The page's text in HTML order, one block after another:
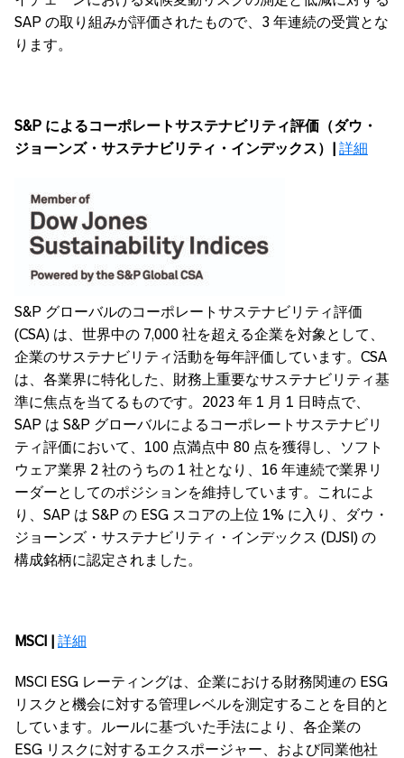
SAP の取り組みが評価されたもので、3 年連続の受賞とな
ります。
S&P によるコーポレートサステナビリティ評価（ダウ・
ジョーンズ・サステナビリティ・インデックス）
詳細
S&P グローバルのコーポレートサステナビリティ評価
(CSA) は、世界中の 7,000 社を超える企業を対象として、
企業のサステナビリティ活動を毎年評価しています。CSA
は、各業界に特化した、財務上重要なサステナビリティ基
準に焦点を当てるものです。2023 年 1 月 1 日時点で、
SAP は S&P グローバルによるコーポレートサステナビリ
ティ評価において、100 点満点中 80 点を獲得し、ソフト
ウェア業界 2 社のうちの 1 社となり、16 年連続で業界リ
ーダーとしてのポジションを維持しています。これによ
り、SAP は S&P の ESG スコアの上位 1% に入り、ダウ・
ジョーンズ・サステナビリティ・インデックス (DJSI) の
構成銘柄に認定されました。
MSCI | 詳細
MSCI ESG レーティングは、企業における財務関連の ESG
リスクと機会に対する管理レベルを測定することを目的と
しています。ルールに基づいた手法により、各企業の
ESG リスクに対するエクスポージャー、および同業他社